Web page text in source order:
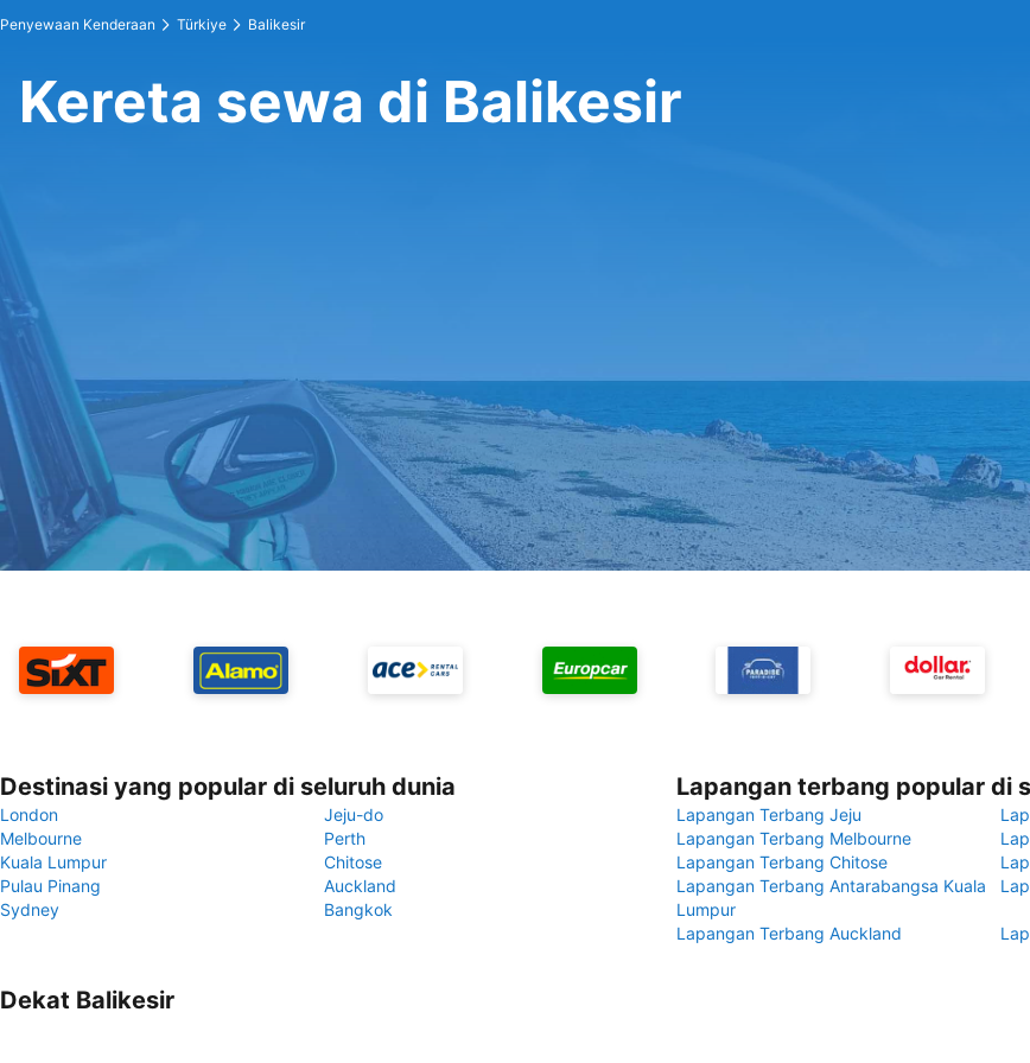
Penyewaan Kenderaan Türkiye Balikesir
Kereta sewa di Balikesir
Destinasi yang popular di seluruh dunia
London
Jeju-do
Melbourne
Perth
Kuala Lumpur
Chitose
Pulau Pinang
Auckland
Sydney
Bangkok
Lapangan terbang popular di
Lapangan Terbang Jeju
Lapangan Terbang Melbourne
Lapangan Terbang Chitose
Lapangan Terbang Antarabangsa Kuala
Lumpur
Lapangan Terbang Auckland
Dekat Balikesir